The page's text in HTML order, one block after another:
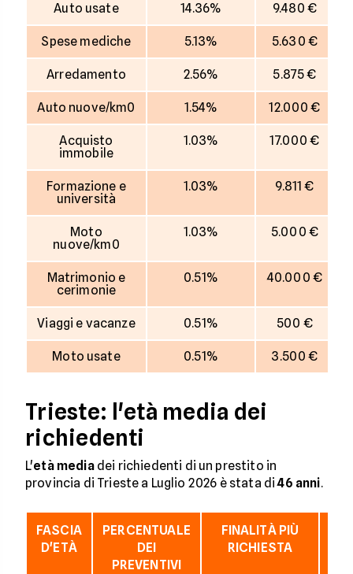
Auto usate 14.36% 9.480 €
Spese mediche 5.13% 5.630 €
Arredamento 2.56% 5.875 €
Auto nuove/km0 1.54% 12.000 €
Acquisto
immobile
1.03% 17.000 €
Formazione e
università
1.03% 9.811 €
Moto
nuove/km0
1.03% 5.000 €
Matrimonio e
cerimonie
0.51% 40.000 €
Viaggi e vacanze 0.51% 500 €
Moto usate 0.51% 3.500 €
Trieste: l'età media dei
richiedenti
L'età mediadei richiedenti di un prestito in
provincia di Trieste a Luglio 2026 è stata di46 anni.
FASCIA
D'ETÀ
PERCENTUALE
DEI
PREVENTIVI
FINALITÀ PIÙ
RICHIESTA